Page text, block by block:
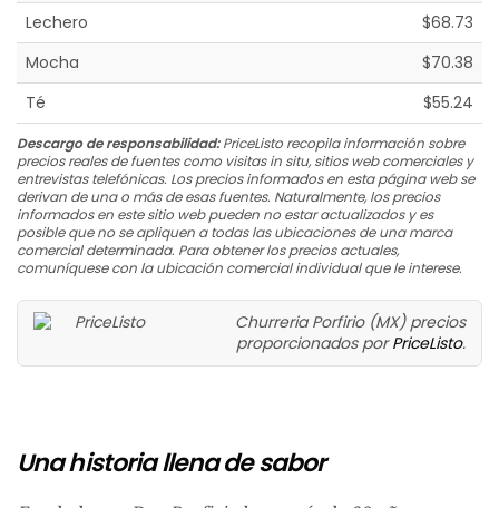
Lechero
$68.73
Mocha
$70.38
Té
$55.24
Descargo de responsabilidad:PriceListo recopila información sobre
precios reales de fuentes como visitas in situ, sitios web comerciales y
entrevistas telefónicas. Los precios informados en esta página web se
derivan de una o más de esas fuentes. Naturalmente, los precios
informados en este sitio web pueden no estar actualizados y es
posible que no se apliquen a todas las ubicaciones de una marca
comercial determinada. Para obtener los precios actuales,
comuníquese con la ubicación comercial individual que le interese.
Churreria Porfirio (MX) precios
proporcionados porPriceListo.
Una historia llena de sabor